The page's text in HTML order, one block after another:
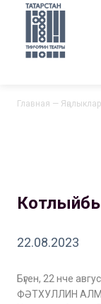
Главная — Яңалыклар
22.08.2023
Бүген, 22 нче
ФӘТХУЛЛИН